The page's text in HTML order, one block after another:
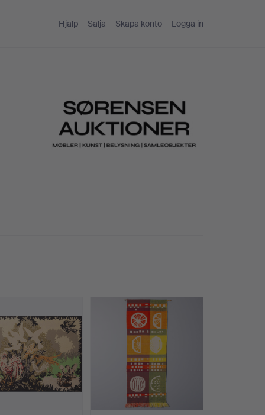
Hjälp Sälja Skapa konto Logga in